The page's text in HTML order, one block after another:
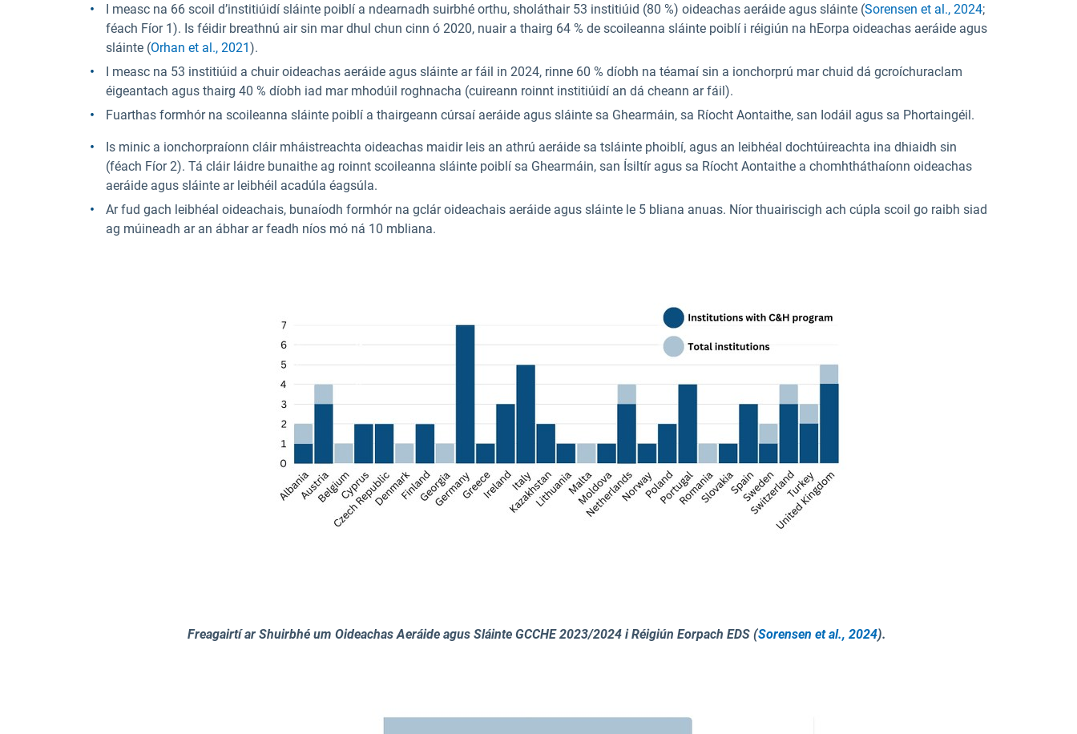
I measc na 66 scoil d’institiúidí sláinte poiblí a ndearnadh suirbhé orthu, sholáthair 53 institiúid (80 %) oideachas aeráide agus sláinte (Sorensen et al., 2024;
féach Fíor 1). Is féidir breathnú air sin mar dhul chun cinn ó 2020, nuair a thairg 64 % de scoileanna sláinte poiblí i réigiún na hEorpa oideachas aeráide agus
sláinte (Orhan et al., 2021).
I measc na 53 institiúid a chuir oideachas aeráide agus sláinte ar fáil in 2024, rinne 60 % díobh na téamaí sin a ionchorprú mar chuid dá gcroíchuraclam
éigeantach agus thairg 40 % díobh iad mar mhodúil roghnacha (cuireann roinnt institiúidí an dá cheann ar fáil).
Fuarthas formhór na scoileanna sláinte poiblí a thairgeann cúrsaí aeráide agus sláinte sa Ghearmáin, sa Ríocht Aontaithe, san Iodáil agus sa Phortaingéil.
Is minic a ionchorpraíonn cláir mháistreachta oideachas maidir leis an athrú aeráide sa tsláinte phoiblí, agus an leibhéal dochtúireachta ina dhiaidh sin
(féach Fíor 2). Tá cláir láidre bunaithe ag roinnt scoileanna sláinte poiblí sa Ghearmáin, san Ísiltír agus sa Ríocht Aontaithe a chomhtháthaíonn oideachas
aeráide agus sláinte ar leibhéil acadúla éagsúla.
Ar fud gach leibhéal oideachais, bunaíodh formhór na gclár oideachais aeráide agus sláinte le 5 bliana anuas. Níor thuairiscigh ach cúpla scoil go raibh siad
ag múineadh ar an ábhar ar feadh níos mó ná 10 mbliana.
Freagairtí ar Shuirbhé um Oideachas Aeráide agus Sláinte GCCHE 2023/2024 i Réigiún Eorpach EDS (Sorensen et al., 2024).